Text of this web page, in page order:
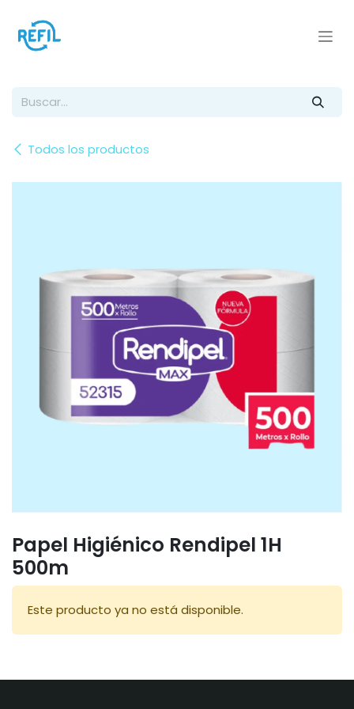
Todos los productos
Papel Higiénico Rendipel 1H
500m
Este producto ya no está disponible.